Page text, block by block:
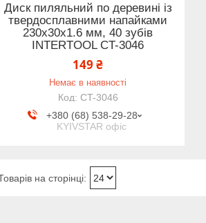
Диск пиляльний по деревині із
твердосплавними напайками
230x30x1.6 мм, 40 зубів
INTERTOOL CT-3046
149 ₴
Немає в наявності
CT-3046
+380 (68) 538-29-28
KYIVSTAR офіс